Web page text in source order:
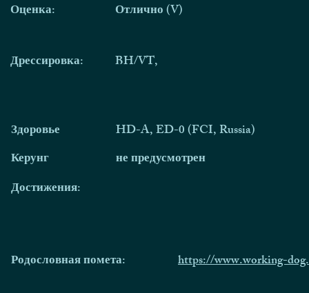
Оценка:
Отлично (V)
Дрессировка: BH/VT,
Здоровье
Керунг
HD-A, ED-0 (FCI, Russia)
не предусмотрен
Достижения:
Родословная помета: https://www.working-